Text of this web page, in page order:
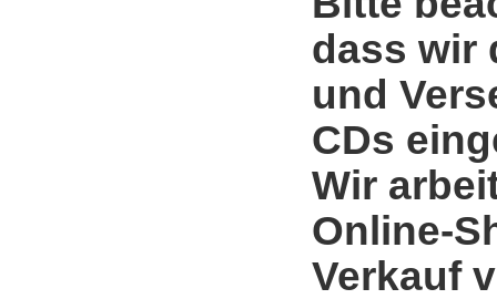
dass wir
und
CDs
Wir
Online-
Verkauf